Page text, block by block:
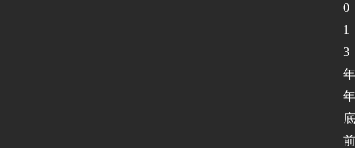
0
1
3
年
年
底
前